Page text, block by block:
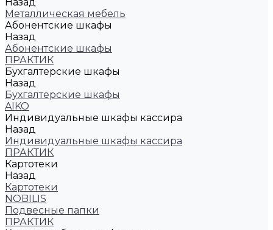
Металлическая мебель
Абонентские шкафы
Назад
Абонентские шкафы
ПРАКТИК
Бухгалтерские шкафы
Назад
Бухгалтерские шкафы
AIKO
Индивидуальные шкафы кассира
Назад
Индивидуальные шкафы кассира
ПРАКТИК
Картотеки
Назад
Картотеки
NOBILIS
Подвесные папки
ПРАКТИК